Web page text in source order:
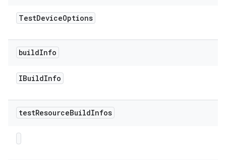
TestDeviceOptions
buildInfo
IBuildInfo
testResourceBuildInfos